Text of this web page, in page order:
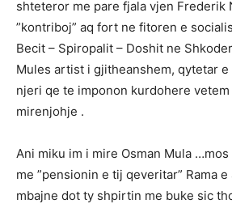
shteteror me pare fjala vjen Frederik
”kontriboj” aq fort ne fitoren e
Becit – Spiropalit – Doshit ne
Mules artist i gjitheanshem, qytetar
njeri qe te imponon kurdohere
mirenjohje .
Ani miku im i mire Osman Mula
me ”pensionin e tij qeveritar” Rama
mbajne dot ty shpirtin me buke sic